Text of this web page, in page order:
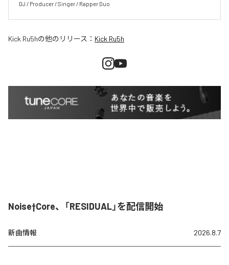
DJ / Producer / Singer / Rapper Duo
Kick Ru5hの他のリリース： Kick Ru5h
Noise†Core、「RESIDUAL」を配信開始
新曲情報 2026.8.7